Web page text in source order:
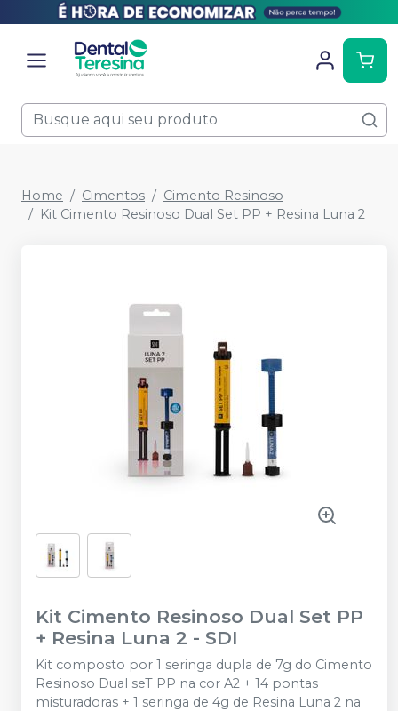
Home Cimentos
Cimento Resinoso
Kit Cimento Resinoso Dual Set PP + Resina Luna 2
Kit Cimento Resinoso Dual Set PP
+ Resina Luna 2 - SDI
Kit composto por 1 seringa dupla de 7g do Cimento
Resinoso Dual seT PP na cor A2 + 14 pontas
misturadoras + 1 seringa de 4g de Resina Luna 2 na